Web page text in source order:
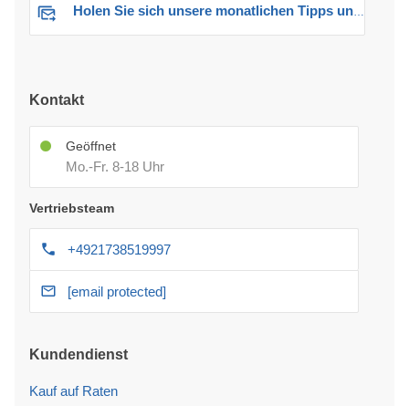
Holen Sie sich unsere monatlichen Tipps und Angebote
Kontakt
Geöffnet
Mo.-Fr. 8-18 Uhr
Vertriebsteam
+4921738519997
[email protected]
Kundendienst
Kauf auf Raten